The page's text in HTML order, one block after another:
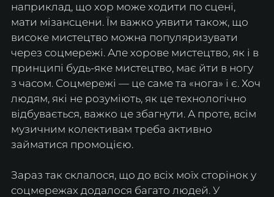
наприклад, що хор може ходити по сцені,
мати мізансцени. Їм важко уявити також, що
високе мистецтво можна популяризувати
через соцмережі. Але хорове мистецтво, як і в
принципі будь-яке мистецтво, має йти в ногу
з часом. Соцмережі — це саме та «нога» і є. Хоч
людям, які не розуміють, як це технологічно
відбувається, важко це збагнути. А проте, всім
музичним колективам треба активно
займатися промоцією.
Зараз так склалося, що до всіх моїх сторінок у
соцмережах додалося багато людей. У